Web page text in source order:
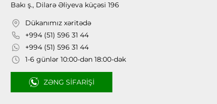
Bakı ş., Dilarə Əliyeva küçəsi 196
Dükanımız xəritədə
+994 (51) 596 31 44
+994 (51) 596 31 44
1-6 günlər 10:00-dən 18:00-dək
ZƏNG SIFARIŞI